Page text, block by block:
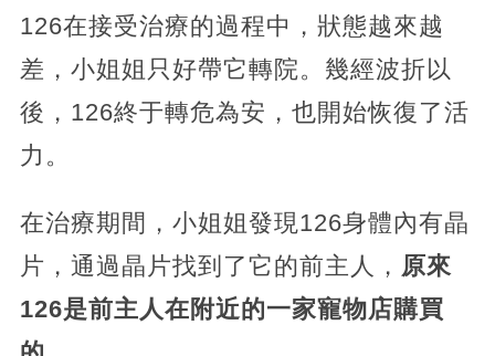
126在接受治療的過程中，狀態越來越
差，小姐姐只好帶它轉院。幾經波折以
後，126終于轉危為安，也開始恢復了活
力。
在治療期間，小姐姐發現126身體內有晶
片，通過晶片找到了它的前主人， 原來
126是前主人在附近的一家寵物店購買